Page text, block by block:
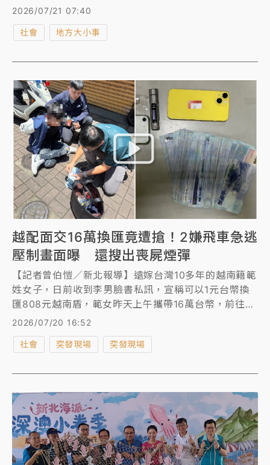
死5傷。劉女經唾液檢測驗出依托咪酯等4種毒品陽性反
應，檢方認為劉女有逃亡及反覆實行毒駕犯罪之虞聲請
羈押，法官昨晚（20日）裁定羈押。
2026/07/21 07:40
社會 地方大小事
越配面交16萬換匯竟遭搶！2嫌飛車急逃
壓制畫面曝 還搜出喪屍煙彈
【記者曾伯愷／新北報導】遠嫁台灣10多年的越南籍範
姓女子，日前收到李男臉書私訊，宣稱可以1元台幣換
匯808元越南盾，範女昨天上午攜帶16萬台幣，前往新
北市中和區建八路一帶面交換匯，李姓、陳姓男子拿到
分鐘後在板橋區攔下逮捕兩嫌，當場搜出贓款及毒品依
條例》移送法辦。
2026/07/20 16:52
社會 突發現場 突發現場